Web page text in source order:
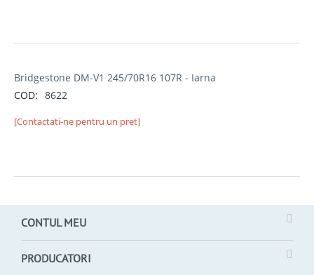
Bridgestone DM-V1 245/70R16 107R - Iarna
COD: 8622
[Contactati-ne pentru un pret]
CONTUL MEU
PRODUCATORI